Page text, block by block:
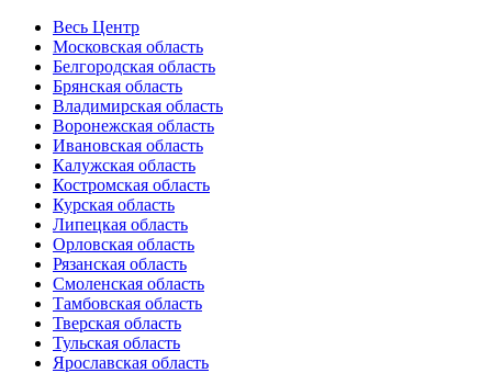
Весь Центр
Московская область
Белгородская область
Брянская область
Владимирская область
Воронежская область
Ивановская область
Калужская область
Костромская область
Курская область
Липецкая область
Орловская область
Рязанская область
Смоленская область
Тамбовская область
Тверская область
Тульская область
Ярославская область